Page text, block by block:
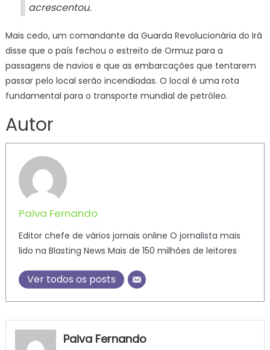
acrescentou.
Mais cedo, um comandante da Guarda Revolucionária do Irã
disse que o país fechou o estreito de Ormuz para a
passagens de navios e que as embarcações que tentarem
passar pelo local serão incendiadas. O local é uma rota
fundamental para o transporte mundial de petróleo.
Autor
Paiva Fernando
Editor chefe de vários jornais online O jornalista mais
lido na Blasting News Mais de 150 milhões de leitores
Ver todos os posts
Paiva Fernando